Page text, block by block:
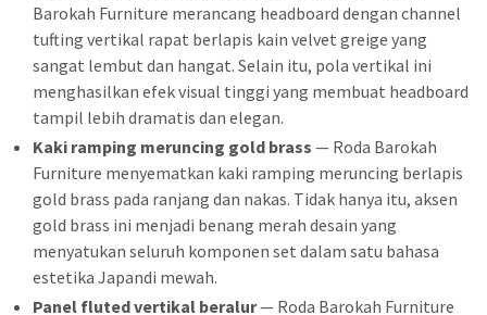
Barokah Furniture merancang headboard dengan channel
tufting vertikal rapat berlapis kain velvet greige yang
sangat lembut dan hangat. Selain itu, pola vertikal ini
menghasilkan efek visual tinggi yang membuat headboard
tampil lebih dramatis dan elegan.
Kaki ramping meruncing gold brass — Roda Barokah
Furniture menyematkan kaki ramping meruncing berlapis
gold brass pada ranjang dan nakas. Tidak hanya itu, aksen
gold brass ini menjadi benang merah desain yang
menyatukan seluruh komponen set dalam satu bahasa
estetika Japandi mewah.
Panel fluted vertikal beralur— Roda Barokah Furniture